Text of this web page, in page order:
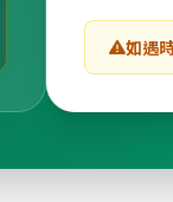
如遇